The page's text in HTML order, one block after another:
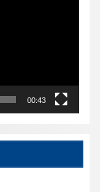
00:43